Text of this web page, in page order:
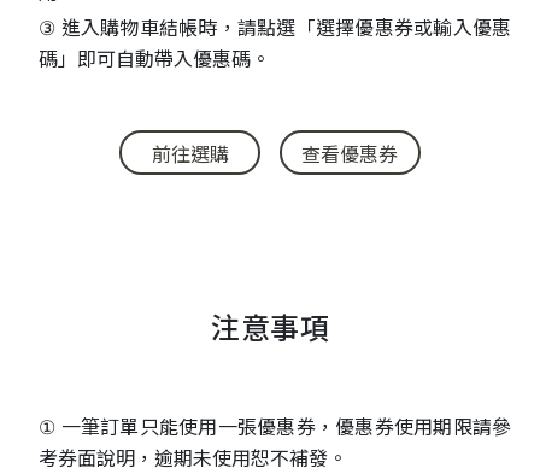
③ 進入購物車結帳時，請點選「選擇優惠券或輸入優惠
碼」即可自動帶入優惠碼。
前往選購 查看優惠券
注意事項
① 一筆訂單只能使用一張優惠券，優惠券使用期限請參
考券面說明，逾期未使用恕不補發。